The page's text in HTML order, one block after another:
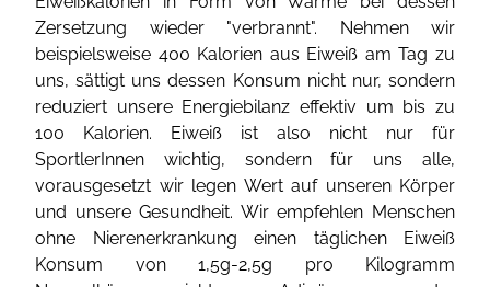
Zersetzung wieder "verbrannt". Nehmen wir
beispielsweise 400 Kalorien aus Eiweiß am Tag zu
uns, sättigt uns dessen Konsum nicht nur, sondern
reduziert unsere Energiebilanz effektiv um bis zu
100 Kalorien. Eiweiß ist also nicht nur für
SportlerInnen wichtig, sondern für uns alle,
vorausgesetzt wir legen Wert auf unseren Körper
und unsere Gesundheit. Wir empfehlen Menschen
ohne Nierenerkrankung einen täglichen Eiweiß
Konsum von 1,5g-2,5g pro Kilogramm